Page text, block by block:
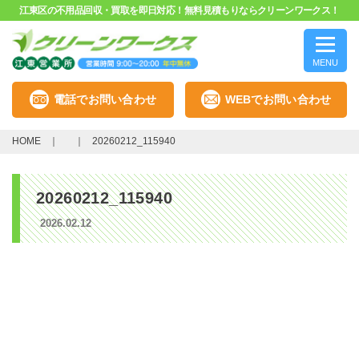
江東区の不用品回収・買取を即日対応！無料見積もりならクリーンワークス！
MENU
電話でお問い合わせ WEBでお問い合わせ
HOME 20260212_115940
20260212_115940
2026.02.12